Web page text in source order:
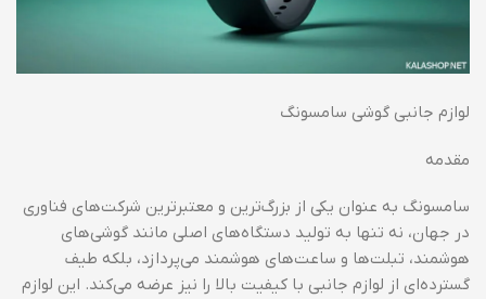
لوازم جانبی گوشی سامسونگ
مقدمه
سامسونگ به عنوان یکی از بزرگ‌ترین و معتبرترین شرکت‌های فناوری
در جهان، نه تنها به تولید دستگاه‌های اصلی مانند گوشی‌های
هوشمند، تبلت‌ها و ساعت‌های هوشمند می‌پردازد، بلکه طیف
گسترده‌ای از لوازم جانبی با کیفیت بالا را نیز عرضه می‌کند. این لوازم